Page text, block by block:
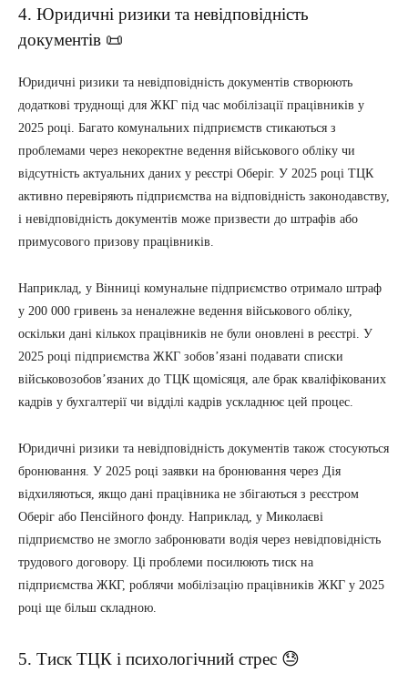
4. Юридичні ризики та невідповідність
документів 📜
Юридичні ризики та невідповідність документів створюють
додаткові труднощі для ЖКГ під час мобілізації працівників у
2025 році. Багато комунальних підприємств стикаються з
проблемами через некоректне ведення військового обліку чи
відсутність актуальних даних у реєстрі Оберіг. У 2025 році ТЦК
активно перевіряють підприємства на відповідність законодавству,
і невідповідність документів може призвести до штрафів або
примусового призову працівників.
Наприклад, у Вінниці комунальне підприємство отримало штраф
у 200 000 гривень за неналежне ведення військового обліку,
оскільки дані кількох працівників не були оновлені в реєстрі. У
2025 році підприємства ЖКГ зобов’язані подавати списки
військовозобов’язаних до ТЦК щомісяця, але брак кваліфікованих
кадрів у бухгалтерії чи відділі кадрів ускладнює цей процес.
Юридичні ризики та невідповідність документів також стосуються
бронювання. У 2025 році заявки на бронювання через Дія
відхиляються, якщо дані працівника не збігаються з реєстром
Оберіг або Пенсійного фонду. Наприклад, у Миколаєві
підприємство не змогло забронювати водія через невідповідність
трудового договору. Ці проблеми посилюють тиск на
підприємства ЖКГ, роблячи мобілізацію працівників ЖКГ у 2025
році ще більш складною.
5. Тиск ТЦК і психологічний стрес 😓